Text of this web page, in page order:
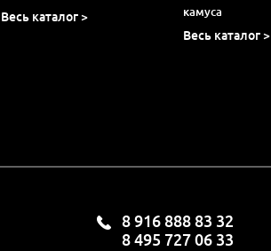
Весь каталог >
камуса
Весь каталог >
8 916 888 83 32
8 495 727 06 33